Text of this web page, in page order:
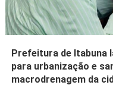
Prefeitura de Itabuna
para urbanização e
macrodrenagem da